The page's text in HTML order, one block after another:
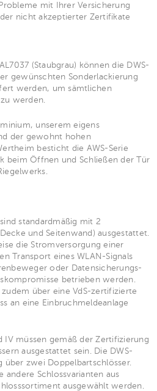
mit Ihrer Versicherung
nicht akzeptierter Zertifikate
(Staubgrau) können die DWS-
gewünschten Sonderlackierung
werden, um sämtlichen
werden.
unserem eigens
der gewohnt hohen
besticht die AWS-Serie
beim Öffnen und Schließen der Tür
standardmäßig mit 2
und Seitenwand) ausgestattet.
die Stromversorgung einer
Transport eines WLAN-Signals
oder Datensicherungs-
betrieben werden.
über eine VdS-zertifizierte
an eine Einbruchmeldeanlage
IV müssen gemäß der Zertifizierung
ausgestattet sein. Die DWS-
über zwei Doppelbartschlösser.
andere Schlossvarianten aus
ausgewählt werden.